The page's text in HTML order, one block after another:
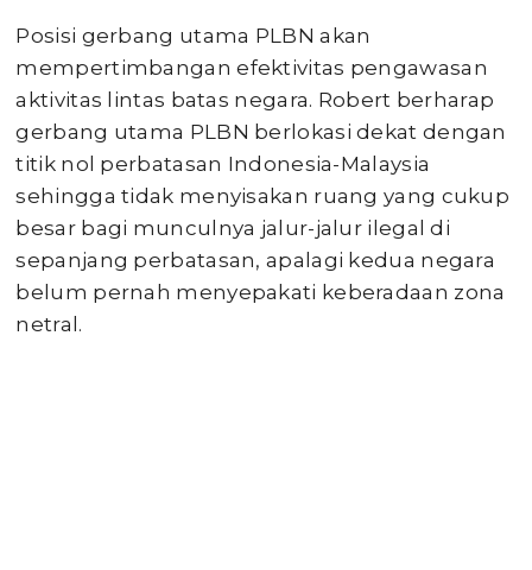
Posisi gerbang utama PLBN akan
mempertimbangan efektivitas pengawasan
aktivitas lintas batas negara. Robert berharap
gerbang utama PLBN berlokasi dekat dengan
titik nol perbatasan Indonesia-Malaysia
sehingga tidak menyisakan ruang yang cukup
besar bagi munculnya jalur-jalur ilegal di
sepanjang perbatasan, apalagi kedua negara
belum pernah menyepakati keberadaan zona
netral.